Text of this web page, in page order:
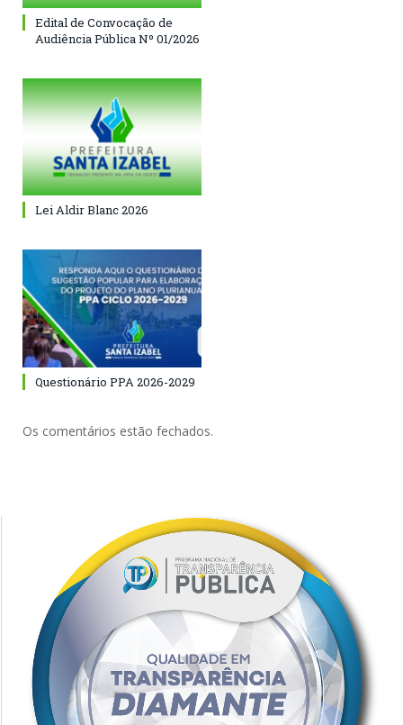
Edital de Convocação de
Audiência Pública Nº 01/2026
Lei Aldir Blanc 2026
Questionário PPA 2026-2029
Os comentários estão fechados.